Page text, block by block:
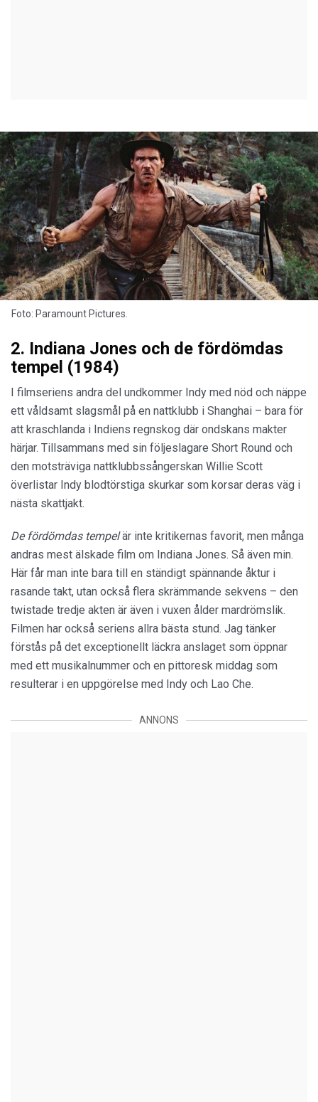
Foto: Paramount Pictures.
2. Indiana Jones och de fördömdas
tempel (1984)
I filmseriens andra del undkommer Indy med nöd och näppe
ett våldsamt slagsmål på en nattklubb i Shanghai – bara för
att kraschlanda i Indiens regnskog där ondskans makter
härjar. Tillsammans med sin följeslagare Short Round och
den motsträviga nattklubbssångerskan Willie Scott
överlistar Indy blodtörstiga skurkar som korsar deras väg i
nästa skattjakt.
De fördömdas tempelär inte kritikernas favorit, men många
andras mest älskade film om Indiana Jones. Så även min.
Här får man inte bara till en ständigt spännande åktur i
rasande takt, utan också flera skrämmande sekvens – den
twistade tredje akten är även i vuxen ålder mardrömslik.
Filmen har också seriens allra bästa stund. Jag tänker
förstås på det exceptionellt läckra anslaget som öppnar
med ett musikalnummer och en pittoresk middag som
resulterar i en uppgörelse med Indy och Lao Che.
ANNONS